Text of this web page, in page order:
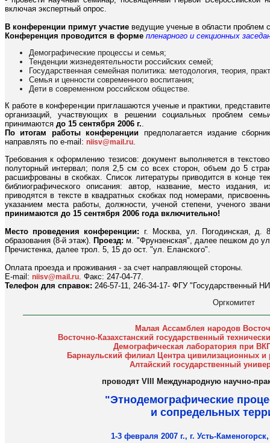
включая экспертный опрос.
В конференции примут участие ведущие ученые в области проблем
Конференция проводится в форме пленарного и секционных
Демографические процессы и семья;
Тенденции жизнедеятельности российских семей;
Государственная семейная политика: методология, теория,
Семья и ценности современного воспитания;
Дети в современном российском обществе.
К работе в конференции приглашаются ученые и практики,
организаций, участвующих в решении социальных проблем
принимаются до 15 сентября 2006 г..
По итогам работы конференции предполагается издание
направлять по e-mail: niisv@mail.ru.
Требования к оформлению тезисов: документ выполняется в
полуторный интервал; поля 2,5 см со всех сторон, объем до 5
расшифрованы в скобках. Список литературы приводится в конце
библиографического описания: автор, название, место издания,
приводятся в тексте в квадратных скобках под номерами,
указанием места работы, должности, ученой степени, ученого
принимаются до 15 сентября 2006 года включительно!
Место проведения конференции: г. Москва, ул. Погодинская, д.
образования (8-й этаж).Проезд: м. "Фрунзенская", далее пешком до
Пречистенка, далее трол. 5, 15 до ост. "ул. Еланского".
Оплата проезда и проживания - за счет направляющей стороны.
E-mail: niisv@mail.ru . Факс: 247-04-77.
Телефон для справок: 246-57-11, 246-34-17- ФГУ "Государственный
Оргкомитет
Малая Ассамблея народов
Восточно-Казахстанский государственный
Демографическая лаборатория при
Барнаульский филиал Центра цивилизационных
Алтайский государственный
проводят VIII Международную научно-
"Этнодемографические
и сопредельных
1-3 февраля 2007 г., г. Усть-